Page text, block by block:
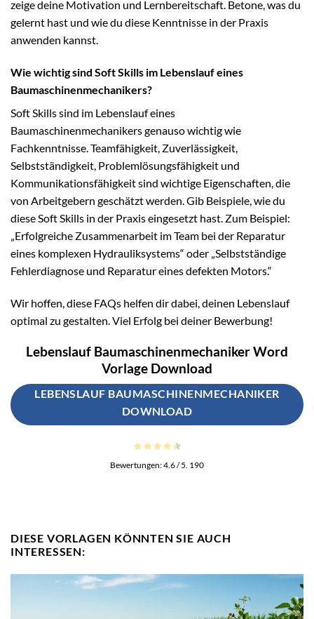
zeige deine Motivation und Lernbereitschaft. Betone, was du
gelernt hast und wie du diese Kenntnisse in der Praxis
anwenden kannst.
Wie wichtig sind Soft Skills im Lebenslauf eines
Baumaschinenmechanikers?
Soft Skills sind im Lebenslauf eines
Baumaschinenmechanikers genauso wichtig wie
Fachkenntnisse. Teamfähigkeit, Zuverlässigkeit,
Selbstständigkeit, Problemlösungsfähigkeit und
Kommunikationsfähigkeit sind wichtige Eigenschaften, die
von Arbeitgebern geschätzt werden. Gib Beispiele, wie du
diese Soft Skills in der Praxis eingesetzt hast. Zum Beispiel:
„Erfolgreiche Zusammenarbeit im Team bei der Reparatur
eines komplexen Hydrauliksystems“ oder „Selbstständige
Fehlerdiagnose und Reparatur eines defekten Motors.“
Wir hoffen, diese FAQs helfen dir dabei, deinen Lebenslauf
optimal zu gestalten. Viel Erfolg bei deiner Bewerbung!
Lebenslauf Baumaschinenmechaniker Word
Vorlage Download
LEBENSLAUF BAUMASCHINENMECHANIKER
DOWNLOAD
Bewertungen:4.6/ 5. 190
DIESE VORLAGEN KÖNNTEN SIE AUCH
INTERESSEN: